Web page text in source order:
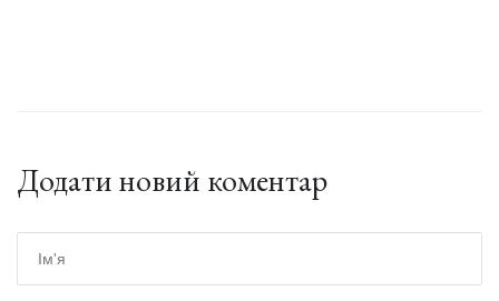
Додати новий коментар